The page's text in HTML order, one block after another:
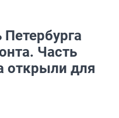
Петербурга
Часть
открыли для